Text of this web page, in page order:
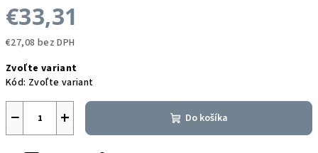
€33,31
€27,08 bez DPH
cena:
Zvoľte variant
Kód: Zvoľte variant
+
− Do košíka